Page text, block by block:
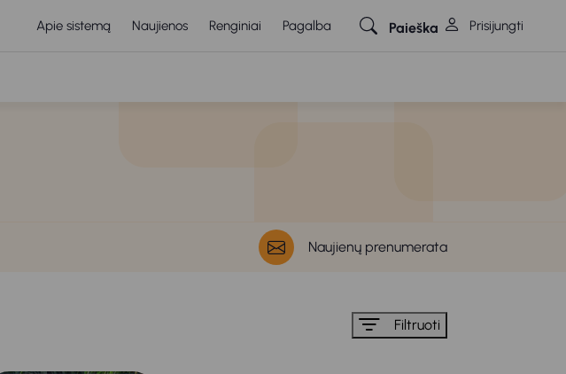
Apie sistemą Naujienos Renginiai Pagalba Paieška Prisijungti
Naujienų prenumerata
Filtruoti